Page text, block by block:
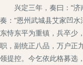
兴定三年，奏曰：“济
奏：“恩州武城县艾家凹
东恃东平为重镇，兵卒少
职，副统正八品，万户正
领提控。今乞依此格募选